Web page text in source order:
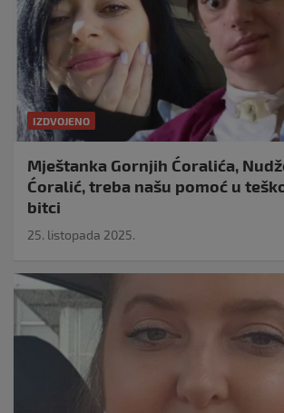
IZDVOJENO
Mještanka Gornjih Ćoralića,
Ćoralić, treba našu pomoć u
bitci
25. listopada 2025.